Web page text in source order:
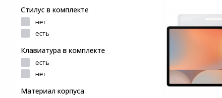
Стилус в комплекте
нет
есть
Клавиатура в комплекте
есть
нет
Материал корпуса
Игровые аксессуары
Программное
фотоаппаратов
Устройства
Наручные часы
Товары для дачи и сада
Музыкальные
инструменты